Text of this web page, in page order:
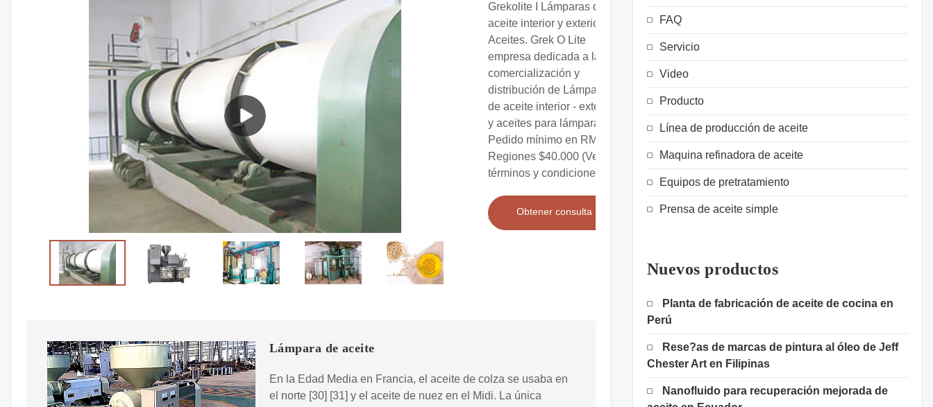
Grekolite I Lámparas de
aceite interior y exterior I
Aceites. Grek O Lite
empresa dedicada a la
comercialización y
distribución de Lámparas
de aceite interior - exterior
y aceites para lámparas
Pedido mínimo en RM y
Regiones $40.000 (Ver
términos y condiciones)
Obtener consulta
Lámpara de aceite
En la Edad Media en Francia, el aceite de colza se usaba en
el norte [30] [31] y el aceite de nuez en el Midi. La única
FAQ
Servicio
Video
Producto
Línea de producción de aceite
Maquina refinadora de aceite
Equipos de pretratamiento
Prensa de aceite simple
Nuevos productos
Planta de fabricación de aceite de cocina en
Perú
Rese?as de marcas de pintura al óleo de Jeff
Chester Art en Filipinas
Nanofluido para recuperación mejorada de